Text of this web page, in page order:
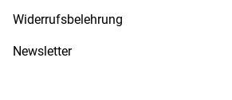
Widerrufsbelehrung
Newsletter